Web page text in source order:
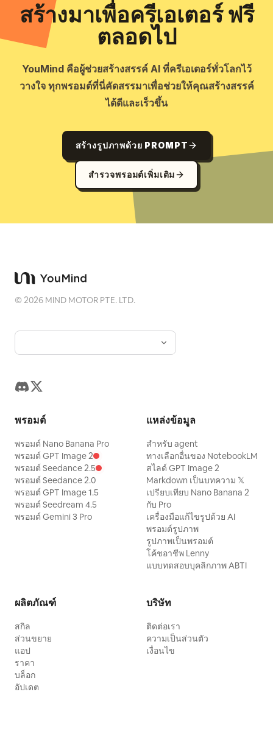
สร้างมาเพื่อครีเอเตอร์ ฟรี
ตลอดไป
YouMind คือผู้ช่วยสร้างสรรค์ AI ที่ครีเอเตอร์ทั่วโลกไว้
วางใจ ทุกพรอมต์ที่นี่คัดสรรมาเพื่อช่วยให้คุณสร้างสรรค์
ได้ดีและเร็วขึ้น
สร้างรูปภาพด้วย PROMPT
สำรวจพรอมต์เพิ่มเติม
©2026 MIND MOTOR PTE. LTD.
พรอมต์
พรอมต์ Nano Banana Pro
พรอมต์ GPT Image 2
พรอมต์ Seedance 2.5
พรอมต์ Seedance 2.0
พรอมต์ GPT Image 1.5
พรอมต์ Seedream 4.5
พรอมต์ Gemini 3 Pro
แหล่งข้อมูล
สำหรับ agent
ทางเลือกอื่นของ NotebookLM
สไลด์ GPT Image 2
Markdown เป็นบทความ 𝕏
เปรียบเทียบ Nano Banana 2
กับ Pro
เครื่องมือแก้ไขรูปด้วย AI
พรอมต์รูปภาพ
รูปภาพเป็นพรอมต์
โค้ชอาชีพ Lenny
แบบทดสอบบุคลิกภาพ ABTI
ผลิตภัณฑ์
สกิล
ส่วนขยาย
แอป
ราคา
บล็อก
อัปเดต
บริษัท
ติดต่อเรา
ความเป็นส่วนตัว
เงื่อนไข